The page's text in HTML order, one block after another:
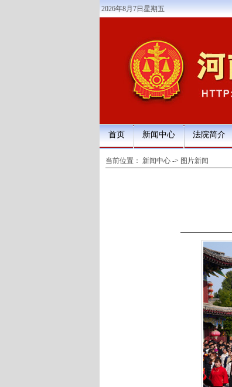
2026年8月7日星期五
首页 新闻中心 法院简介
当前位置： 新闻中心 -> 图片新闻